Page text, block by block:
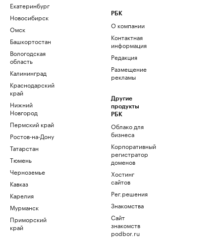
Екатеринбург
Новосибирск
Омск
Башкортостан
Вологодская
область
Калининград
Краснодарский
край
Нижний
Новгород
Пермский край
Ростов-на-Дону
Татарстан
Тюмень
Черноземье
Кавказ
Карелия
Мурманск
Приморский
край
РБК
О компании
Контактная
информация
Редакция
Размещение
рекламы
Другие
продукты
РБК
Облако для
бизнеса
Корпоративный
регистратор
доменов
Хостинг
сайтов
Рег.решения
Знакомства
Сайт
знакомств
podbor.ru